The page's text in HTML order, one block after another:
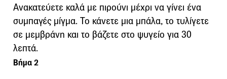
Ανακατεύετε καλά με πιρούνι μέχρι να γίνει ένα
συμπαγές μίγμα. Το κάνετε μια μπάλα, το τυλίγετε
σε μεμβράνη και το βάζετε στο ψυγείο για 30
λεπτά.
Βήμα 2